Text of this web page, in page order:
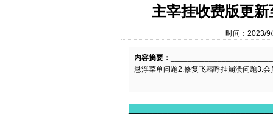
主宰挂收费版更
时间：2023/
内容摘要：
悬浮菜单问题2.修复飞霜呼挂崩溃问题3.
_____________________...